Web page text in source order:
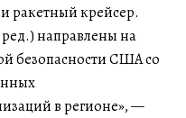
ракетный крейсер.
направлены на
безопасности США со
в регионе», —